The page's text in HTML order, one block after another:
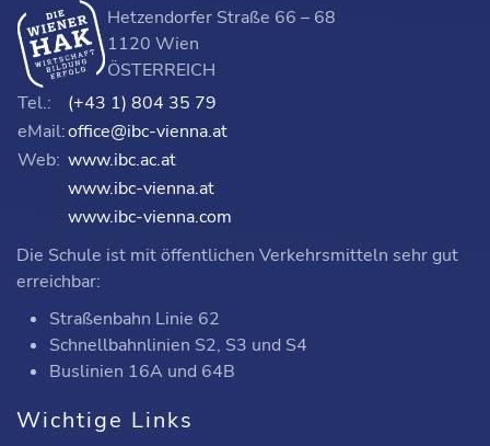
Hetzendorfer Straße 66 – 68
1120 Wien
ÖSTERREICH
Tel.:
(+43 1) 804 35 79
eMail:office@ibc-vienna.at
Web: www.ibc.ac.at
www.ibc-vienna.at
www.ibc-vienna.com
Die Schule ist mit öffentlichen Verkehrsmitteln sehr gut
erreichbar:
Straßenbahn Linie 62
Schnellbahnlinien S2, S3 und S4
Buslinien 16A und 64B
Wichtige Links